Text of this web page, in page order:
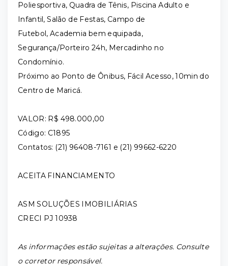
Poliesportiva, Quadra de Tênis, Piscina Adulto e
Infantil, Salão de Festas, Campo de
Futebol, Academia bem equipada,
Segurança/Porteiro 24h, Mercadinho no
Condomínio.
Próximo ao Ponto de Ônibus, Fácil Acesso, 10min do
Centro de Maricá.
VALOR: R$ 498.000,00
Código: C1895
Contatos: (21) 96408-7161 e (21) 99662-6220
ACEITA FINANCIAMENTO
ASM SOLUÇÕES IMOBILIÁRIAS
CRECI PJ 10938
As informações estão sujeitas a alterações. Consulte
o corretor responsável.